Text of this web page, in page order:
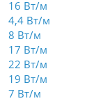
16 Вт/м
4,4 Вт/м
8 Вт/м
17 Вт/м
22 Вт/м
19 Вт/м
7 Вт/м